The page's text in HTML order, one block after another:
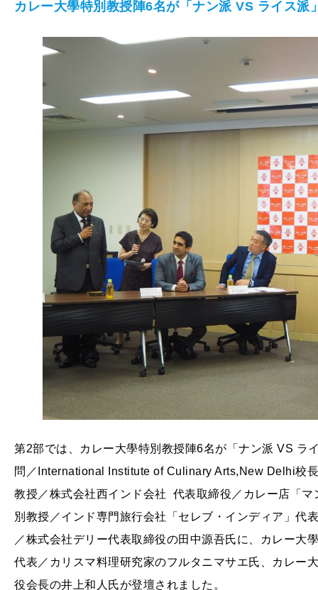
カレー大學特別教授陣6名が「ナン派 VS ライス派
第2部では、カレー大學特別教授陣6名が「ナン派 VS ラ
問／International Institute of Culinary Arts,New Delhi校
教授／株式会社西インド会社 代表取締役／カレー店「
別教授／インド専門旅行会社「セレブ・インディア」代
／株式会社デリー代表取締役の田中源吾氏に、カレー大
代表／カリスマ料理研究家のフルタニマサエ氏、カレー
役会長の井上和人氏が登壇されました。